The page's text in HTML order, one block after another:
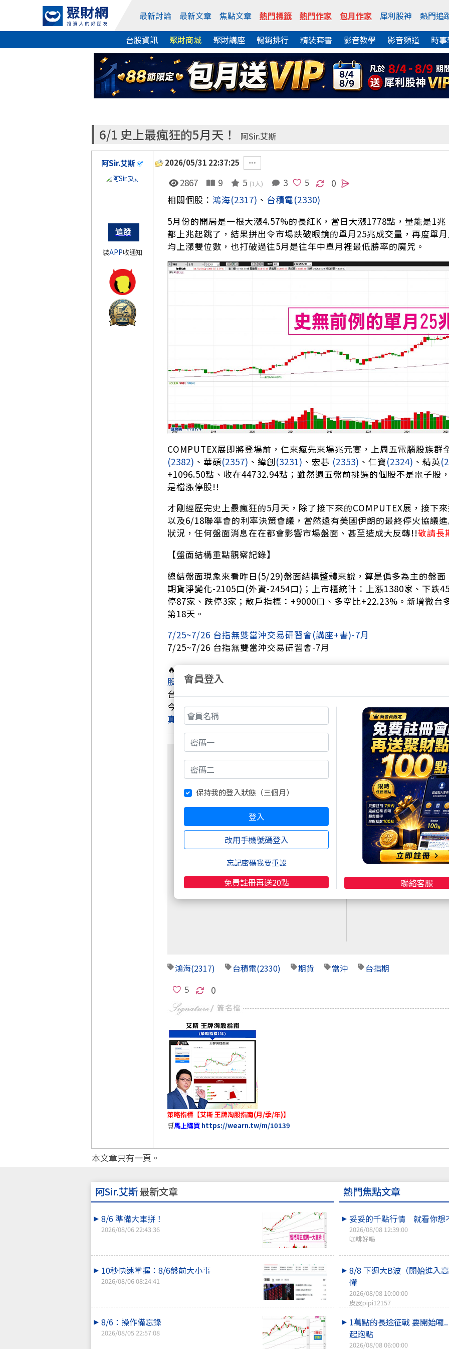
最新討論 最新文章 焦點文章 熱門標籤 熱門作家 包月作家 犀利股神
熱門追
台股資訊
聚財商城 聚財講座 暢銷排行 精裝套書 影音教學 影音頻道 時
6/1 史上最瘋狂的5月天！ 阿Sir.艾斯
阿Sir.艾斯
裝APP收通知
2026/05/31 22:37:25
2867 9 5 (1人) 3 0
相關個股： 鴻海(2317) 、 台積電(2330)
5月份的開局是一根大漲4.57%的長紅K，當日大漲1778點，量能是1
都上兆起跳了，結果拼出令市場跌破眼鏡的單月25兆成交量，再度單
均上漲雙位數，也打破過往5月是往年中單月裡最低勝率的魔咒。
COMPUTEX展即將登場前，仁來瘋先來場兆元宴，上周五電腦股族群
(2382) 、華碩(2357) 、緯創(3231) 、宏碁 (2353) 、仁寶(2324) 、精英
+1096.50點、收在44732.94點；雖然週五盤前挑選的個股不是電子股
是檔漲停股!!
才剛經歷完史上最瘋狂的5月天，除了接下來的COMPUTEX展，接下
以及6/18聯準會的利率決策會議，當然還有美國伊朗的最終停火協議
狀況，任何盤面消息在在都會影響市場盤面、甚至造成大反轉!!敬請長
【盤面結構重點觀察記錄】
總結盤面現象來看昨日(5/29)盤面結構整體來說，算是偏多為主的盤
期貨淨變化-2105口(外資-2454口)；上市櫃統計：上漲1380家、下跌
停87家、跌停3家；散戶指標：+9000口、多空比+22.23%。新增微台
第18天。
7/25~7/26 台指無雙當沖交易研習會(講座+書)-7月
7/25~7/26 台指無雙當沖交易研習會-7月
🔥即將絕版!
股道無間(限量精裝書)
台指培訓指定教材(#限量精裝書)
今年2026年動輒400點以上振幅，專注用"轉折線"打法來操作就對了!!
真．#台指無雙當沖奧義(精裝書)
尚有9張圖，3289字元(含語法)未完
閱全文
註冊再送聚財點數 20
買點數
立即線上購買
超商買真方便
快速購點
( 刷卡、Line Pay、Apple
鴻海(2317) 台積電(2330) 期貨 當沖 台指期
0
策略指標【艾斯 王牌淘股指南(月/季/年)】
🛒馬上購買 https://wearn.tw/m/10139
本文章只有一頁。
阿Sir.艾斯最新文章
8/6 準備大車拼！
2026/08/06 22:43:36
10秒快速掌握：8/6盤前大小事
2026/08/06 08:24:41
8/6：操作備忘錄
2026/08/05 22:57:08
熱門焦點文章
妥妥的千點行情 就看你想
2026/08/08 12:39:00
咖啡好喝
8/8 下週大B波（開始進入
懂
2026/08/08 10:00:00
皮皮pipi12157
1萬點的長途征戰 要開始囉
起跑點
2026/08/08 06:00:00
會員登入
保持我的登入狀態（三個月）
登入
改用手機號碼登入
忘記密碼我要重設
免費註冊再送20點 聯絡客服